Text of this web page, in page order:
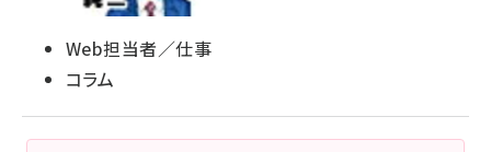
Web担当者／仕事
コラム